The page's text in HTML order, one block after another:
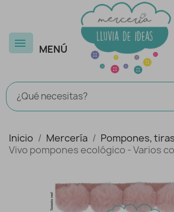
MENÚ
Inicio Mercería
Pompones,
Vivo pompones ecológico - Varios